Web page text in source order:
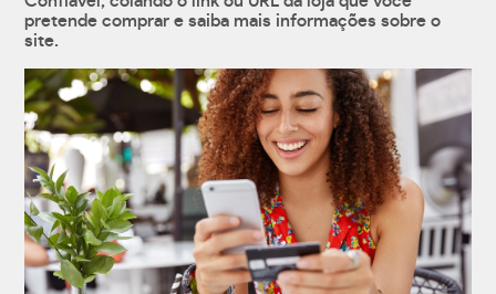
pretende comprar e saiba mais informações sobre o
site.